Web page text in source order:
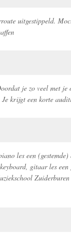
uitgestippeld.
je zo veel met je
krijgt een korte
les een (gestemde)
gitaar les